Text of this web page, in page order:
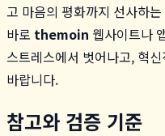
고 마음의 평화까지 선사하는
바로 themoin 웹사이트나
스트레스에서 벗어나고, 혁
바랍니다.
참고와 검증 기준